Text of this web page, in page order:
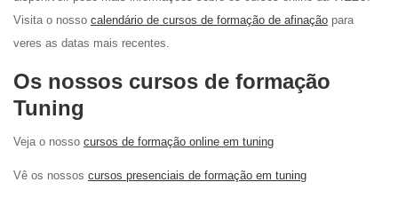
Visita o nosso calendário de cursos de formação de afinação para
veres as datas mais recentes.
Os nossos cursos de formação
Tuning
Veja o nosso cursos de formação online em tuning
Vê os nossos cursos presenciais de formação em tuning